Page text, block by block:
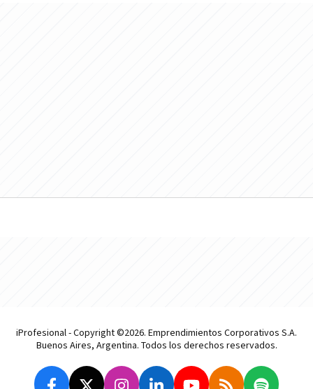
iProfesional - Copyright ©2026. Emprendimientos Corporativos S.A.
Buenos Aires, Argentina. Todos los derechos reservados.